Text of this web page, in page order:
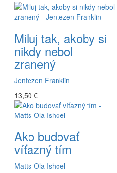
Miluj tak, akoby si
nikdy nebol
zranený
Jentezen Franklin
13,50 €
Ako budovať
víťazný tím
Matts-Ola Ishoel